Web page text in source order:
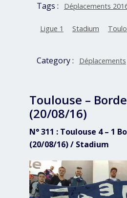
Tags : Déplacements
Ligue 1 Stadium
Category : Déplacements
Toulouse –
(20/08/16)
N° 311 : Toulouse 4 – 1
(20/08/16) / Stadium